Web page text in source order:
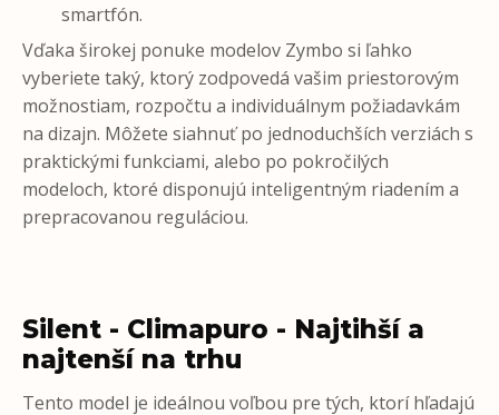
smartfón.
Vďaka širokej ponuke modelov Zymbo si ľahko
vyberiete taký, ktorý zodpovedá vašim priestorovým
možnostiam, rozpočtu a individuálnym požiadavkám
na dizajn. Môžete siahnuť po jednoduchších verziách s
praktickými funkciami, alebo po pokročilých
modeloch, ktoré disponujú inteligentným riadením a
prepracovanou reguláciou.
Silent - Climapuro - Najtihší a
najtenší na trhu
Tento model je ideálnou voľbou pre tých, ktorí hľadajú